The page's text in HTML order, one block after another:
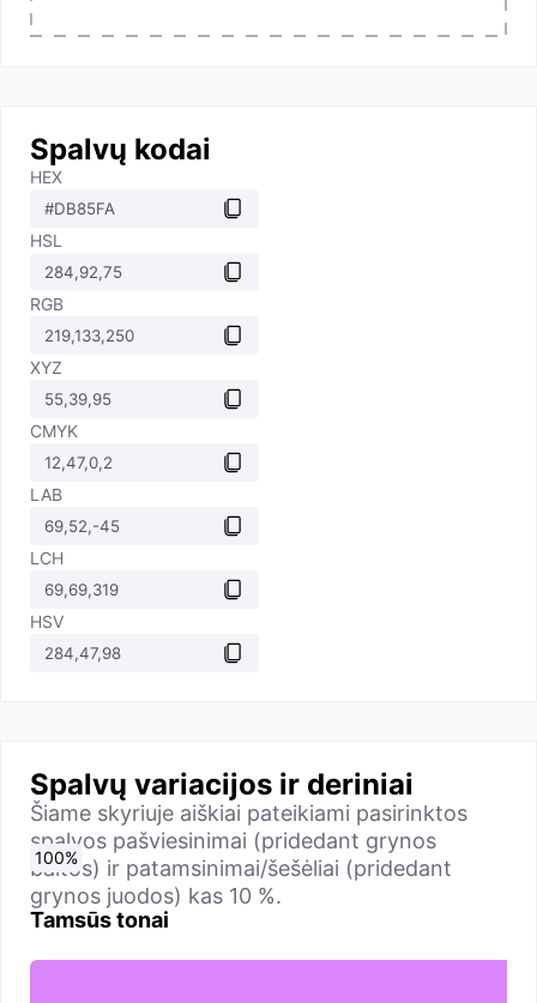
Spalvų kodai
HEX
HSL
RGB
XYZ
CMYK
LAB
LCH
HSV
Spalvų variacijos ir deriniai
Šiame skyriuje aiškiai pateikiami pasirinktos
spalvos pašviesinimai (pridedant grynos
baltos) ir patamsinimai/šešėliai (pridedant
grynos juodos) kas 10 %.
Tamsūs tonai
0%
10%
20%
30%
40%
50%
60%
70%
80%
90%
100%